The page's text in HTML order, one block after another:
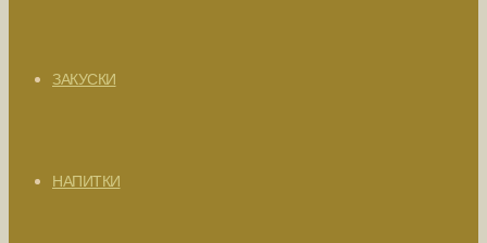
ЗАКУСКИ
НАПИТКИ